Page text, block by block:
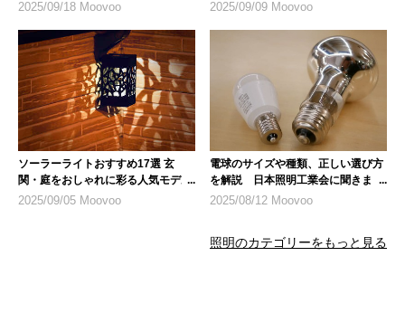
2025/09/18 Moovoo 2025/09/09 Moovoo
ソーラーライトおすすめ17選 玄
関・庭をおしゃれに彩る人気モデル
や防犯用も
2025/09/05 Moovoo
電球のサイズや種類、正しい選び方
を解説 日本照明工業会に聞きまし
た
2025/08/12 Moovoo
照明のカテゴリーをもっと見る